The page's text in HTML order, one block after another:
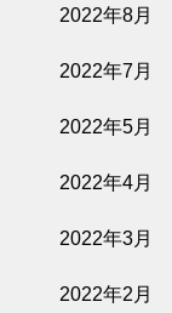
2022年8月
2022年7月
2022年5月
2022年4月
2022年3月
2022年2月